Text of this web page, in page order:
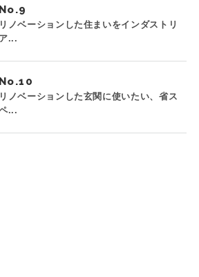
No.
リノベーションした住まいをインダストリ
ア...
No.
リノベーションした玄関に使いたい、省ス
...